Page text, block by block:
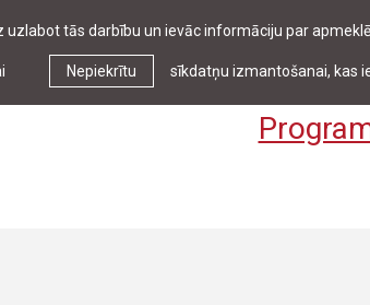
uzlabot tās darbību un ievāc informāciju par
Nepiekrītu sīkdatņu izmantošanai, kas
Ziņas & pasākumi Bibliotēka